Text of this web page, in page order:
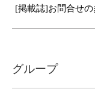
[掲載誌]お問合せ
グループ